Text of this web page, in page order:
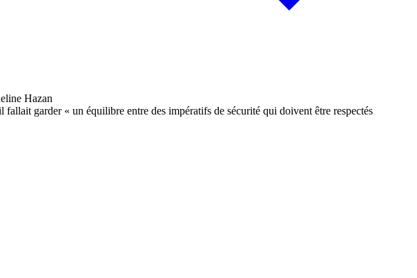
garder « un équilibre entre des impératifs de sécurité qui doivent être respectés